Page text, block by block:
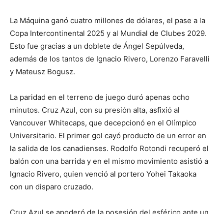
La Máquina ganó cuatro millones de dólares, el pase a la
Copa Intercontinental 2025 y al Mundial de Clubes 2029.
Esto fue gracias a un doblete de Ángel Sepúlveda,
además de los tantos de Ignacio Rivero, Lorenzo Faravelli
y Mateusz Bogusz.
La paridad en el terreno de juego duró apenas ocho
minutos. Cruz Azul, con su presión alta, asfixió al
Vancouver Whitecaps, que decepcionó en el Olímpico
Universitario. El primer gol cayó producto de un error en
la salida de los canadienses. Rodolfo Rotondi recuperó el
balón con una barrida y en el mismo movimiento asistió a
Ignacio Rivero, quien venció al portero Yohei Takaoka
con un disparo cruzado.